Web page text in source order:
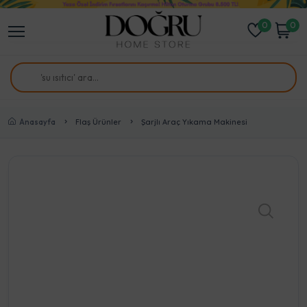
0 0
Anasayfa Flaş Ürünler Şarjlı Araç Yıkama Makinesi